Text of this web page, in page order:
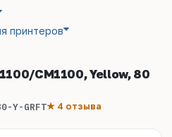
принтеров
CM1100, Yellow, 80
Y-GRFT★ 4 отзыва